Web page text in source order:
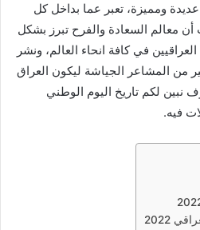
عديدة ومميزة، تعبر عما بداخل كل
السعادة والفرح تبرز بشكل
في كافة انحاء العالم، ونشر
من المشاعر الجياشة ليكون العراق
نبين لكم تاريخ اليوم الوطني
2022